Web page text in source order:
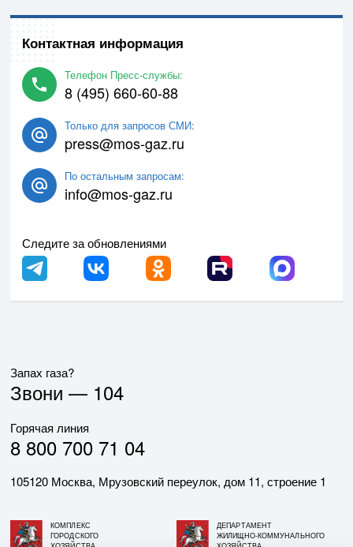
Контактная информация
Телефон Пресс-службы:
8 (495) 660-60-88
Только для запросов СМИ:
press@mos-gaz.ru
По остальным запросам:
info@mos-gaz.ru
Следите за обновлениями
Запах газа?
Звони — 104
Горячая линия
8 800 700 71 04
105120 Москва, Мрузовский переулок, дом 11, строение 1
КОМПЛЕКС
ГОРОДСКОГО
ДЕПАРТАМЕНТ
ЖИЛИЩНО-КОММУНАЛЬНОГО